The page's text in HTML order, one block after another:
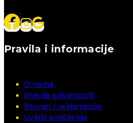
Pravila i informacije
O nama
Pravila privatnosti
Povrati i reklamacije
Uvjeti korištenja